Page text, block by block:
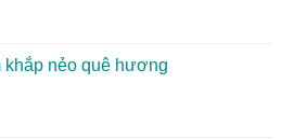
khắp nẻo quê hương